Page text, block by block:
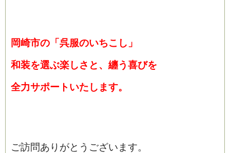
岡崎市の「呉服のいちこし」
和装を選ぶ楽しさと、纏う喜びを
全力サポートいたします。
ご訪問ありがとうございます。